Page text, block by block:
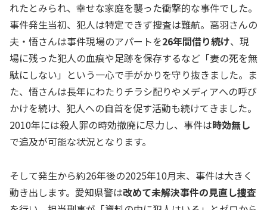
れたとみられ、幸せな家庭を襲った衝撃的な事件でした。
事件発生当初、犯人は特定できず捜査は難航。高羽さんの
夫・悟さんは事件現場のアパートを26年間借り続け、現
場に残った犯人の血痕や足跡を保存するなど「妻の死を無
駄にしない」という一心で手がかりを守り抜きました。ま
た、悟さんは長年にわたりチラシ配りやメディアへの呼び
かけを続け、犯人への自首を促す活動も続けてきました。
2010年には殺人罪の時効撤廃に尽力し、事件は時効無し
で追及が可能な状況となります。
そして発生から約26年後の2025年10月末、事件は大きく
動き出します。愛知県警は改めて未解決事件の見直し捜査